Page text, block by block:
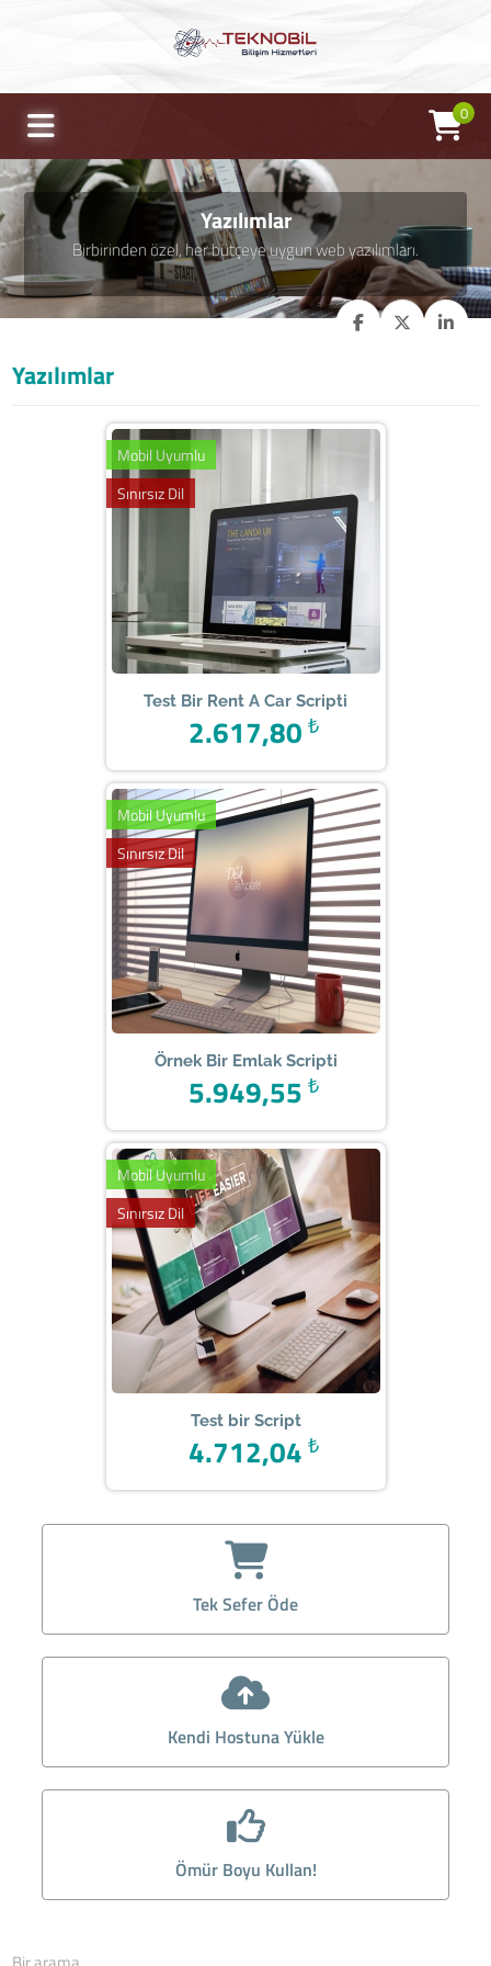
0
Yazılımlar
Birbirinden özel, her bütçeye uygun web yazılımları.
Yazılımlar
Mobil Uyumlu
Sınırsız Dil
Test Bir Rent A Car Scripti
₺
2.617,80
Mobil Uyumlu
Sınırsız Dil
Örnek Bir Emlak Scripti
₺
5.949,55
Mobil Uyumlu
Sınırsız Dil
Test bir Script
₺
4.712,04
Tek Sefer Öde
Kendi Hostuna Yükle
Ömür Boyu Kullan!